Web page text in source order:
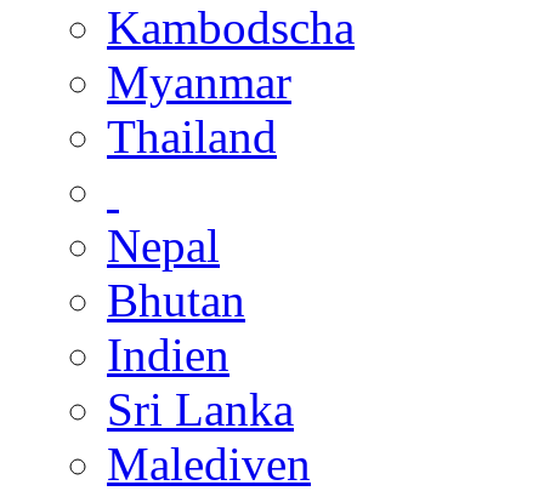
Kambodscha
Myanmar
Thailand
Nepal
Bhutan
Indien
Sri Lanka
Malediven